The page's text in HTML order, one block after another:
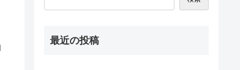
最近の投稿